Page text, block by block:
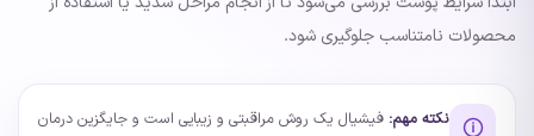
محصولات نامتناسب جلوگیری شود.
نکته مهم: فیشیال یک روش مراقبتی و زیبایی است و جایگزین درمان